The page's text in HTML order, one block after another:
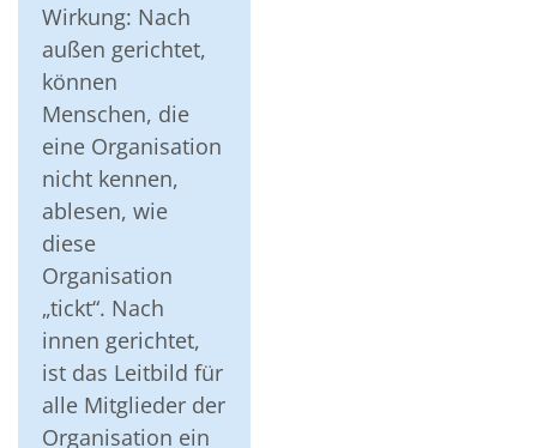
Wirkung: Nach
außen gerichtet,
können
Menschen, die
eine Organisation
nicht kennen,
ablesen, wie
diese
Organisation
„tickt“. Nach
innen gerichtet,
ist das Leitbild für
alle Mitglieder der
Organisation ein